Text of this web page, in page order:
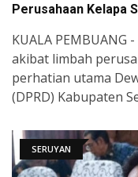
Perusahaan Kelapa
KUALA
akibat limbah
perhatian utama
(DPRD) Kabupaten
SERUYAN